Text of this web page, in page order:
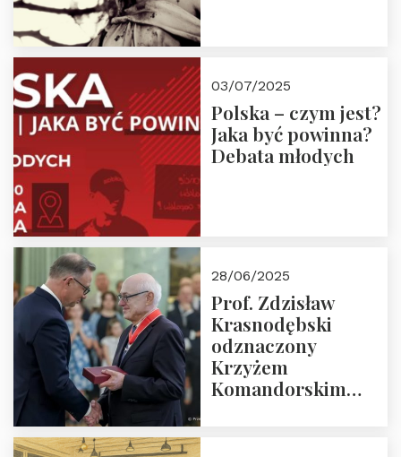
03/07/2025
Polska – czym jest?
Jaka być powinna?
Debata młodych
28/06/2025
Prof. Zdzisław
Krasnodębski
odznaczony
Krzyżem
Komandorskim